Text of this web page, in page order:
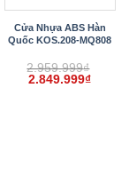
Cửa Nhựa ABS Hàn
Quốc KOS.208-MQ808
2.959.999₫
Giá
2.849.999₫Giá